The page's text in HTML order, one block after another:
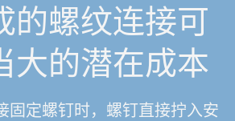
的螺纹连接可
大的潜在成本
固定螺钉时，螺钉直接拧入安